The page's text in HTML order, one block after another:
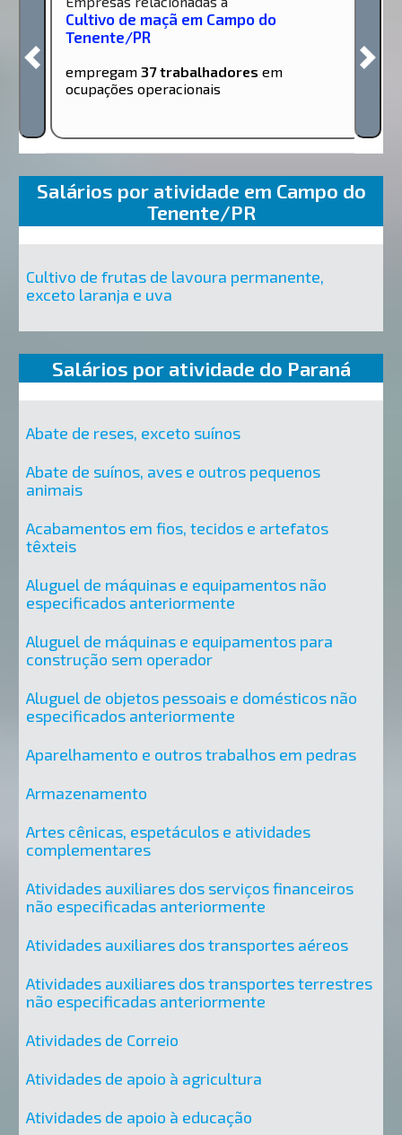
Cultivo de maçã em Campo do
Tenente/PR
empregam 37 trabalhadores em
ocupações operacionais
Salários por atividade em Campo do
Tenente/PR
Cultivo de frutas de lavoura permanente,
exceto laranja e uva
Salários por atividade do Paraná
Abate de reses, exceto suínos
Abate de suínos, aves e outros pequenos
animais
Acabamentos em fios, tecidos e artefatos
têxteis
Aluguel de máquinas e equipamentos não
especificados anteriormente
Aluguel de máquinas e equipamentos para
construção sem operador
Aluguel de objetos pessoais e domésticos não
especificados anteriormente
Aparelhamento e outros trabalhos em pedras
Armazenamento
Artes cênicas, espetáculos e atividades
complementares
Atividades auxiliares dos serviços financeiros
não especificadas anteriormente
Atividades auxiliares dos transportes aéreos
Atividades auxiliares dos transportes terrestres
não especificadas anteriormente
Atividades de Correio
Atividades de apoio à agricultura
Atividades de apoio à educação